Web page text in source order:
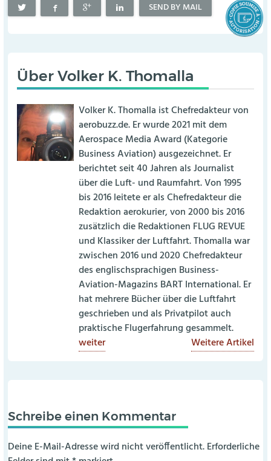
SEND BY MAIL
ÜberVolker K. Thomalla
Volker K. Thomalla ist Chefredakteur von
aerobuzz.de. Er wurde 2021 mit dem
Aerospace Media Award (Kategorie
Business Aviation) ausgezeichnet. Er
berichtet seit 40 Jahren als Journalist
über die Luft- und Raumfahrt. Von 1995
bis 2016 leitete er als Chefredakteur die
Redaktion aerokurier, von 2000 bis 2016
zusätzlich die Redaktionen FLUG REVUE
und Klassiker der Luftfahrt. Thomalla war
zwischen 2016 und 2020 Chefredakteur
des englischsprachigen Business-
Aviation-Magazins BART International. Er
hat mehrere Bücher über die Luftfahrt
geschrieben und als Privatpilot auch
praktische Flugerfahrung gesammelt.
weiter
Weitere Artikel
Schreibe einen Kommentar
Deine E-Mail-Adresse wird nicht veröffentlicht. Erforderliche